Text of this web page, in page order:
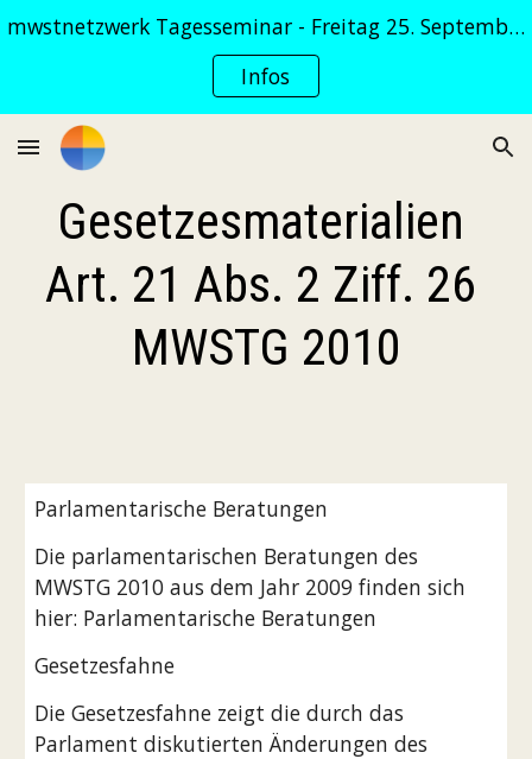
Skip to main content Skip to navigation
mwstnetzwerk Tagesseminar - Freitag 25. September 2026
Infos
Gesetzesmaterialien
‎Art. 21 Abs. 2 Ziff. 26
MWSTG 2010
Parlamentarische Beratungen
Die parlamentarischen Beratungen des
MWSTG 2010 aus dem Jahr 2009 finden sich
hier: Parlamentarische Beratungen
Gesetzesfahne
Die Gesetzesfahne zeigt die durch das
Parlament diskutierten Änderungen des